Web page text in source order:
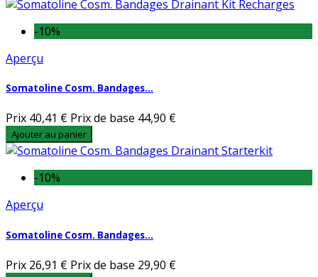
-10%
Aperçu
Somatoline Cosm. Bandages...
Prix 40,41 € Prix de base 44,90 €
Ajouter au panier
-10%
Aperçu
Somatoline Cosm. Bandages...
Prix 26,91 € Prix de base 29,90 €